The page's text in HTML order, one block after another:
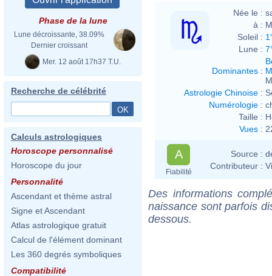
Phase de la lune
Lune décroissante, 38.09%
Dernier croissant
Mer. 12 août 17h37 T.U.
Recherche de célébrité
Calculs astrologiques
Horoscope personnalisé
Horoscope du jour
Personnalité
Ascendant et thème astral
Signe et Ascendant
Atlas astrologique gratuit
Calcul de l'élément dominant
Les 360 degrés symboliques
Compatibilité
Née le :
à :
Soleil :
Lune :
Dominantes :
Astrologie Chinoise :
Numérologie :
Taille :
Vues :
A
Fiabilité
Source :
Contributeur :
Des informations
naissance sont parfois
dessous.